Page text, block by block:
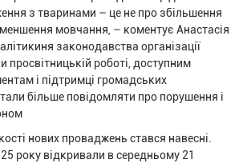
з тваринами – це не про збільшення
мовчання, – коментує Анастасія
законодавства організації
просвітницькій роботі, доступним
і підтримці громадських
більше повідомляти про порушення і
нових проваджень стався навесні.
року відкривали в середньому 21